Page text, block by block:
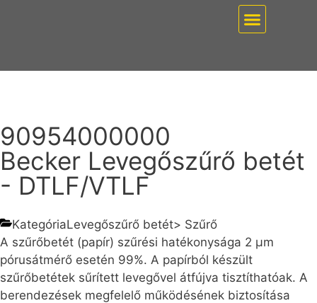
90954000000
Becker Levegőszűrő betét
- DTLF/VTLF
KategóriaLevegőszűrő betét> Szűrő
A szűrőbetét (papír) szűrési hatékonysága 2 µm
pórusátmérő esetén 99%. A papírból készült
szűrőbetétek sűrített levegővel átfújva tisztíthatóak. A
berendezések megfelelő működésének biztosítása